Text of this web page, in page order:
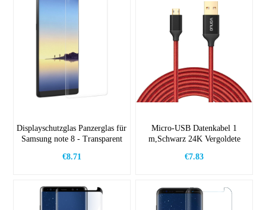
Displayschutzglas Panzerglas für
Samsung note 8 - Transparent
€8.71
Micro-USB Datenkabel 1
m,Schwarz 24K Vergoldete
€7.83